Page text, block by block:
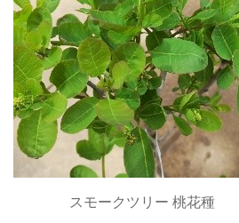
スモークツリー 桃花種